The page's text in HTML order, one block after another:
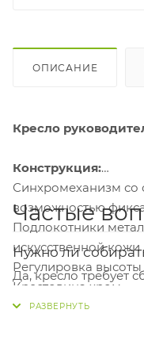
ОПИСАНИЕ
Кресло
Конструкция:
Синхромеханизм
возможностью
Подлокотники
искусственной кожи
Регулировка высоты
Крестовина хром
Колеса для паркета /
Частые
Нужно ли
Да, кресло требует